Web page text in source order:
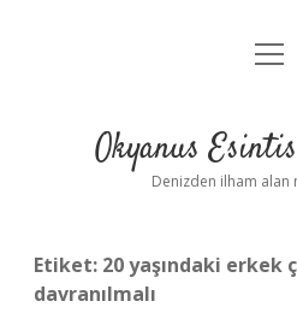
Anasayfa
Yasal
Okyanus
Denizden ilham alan
Etiket: 20 yaşındaki erkek
davranılmalı